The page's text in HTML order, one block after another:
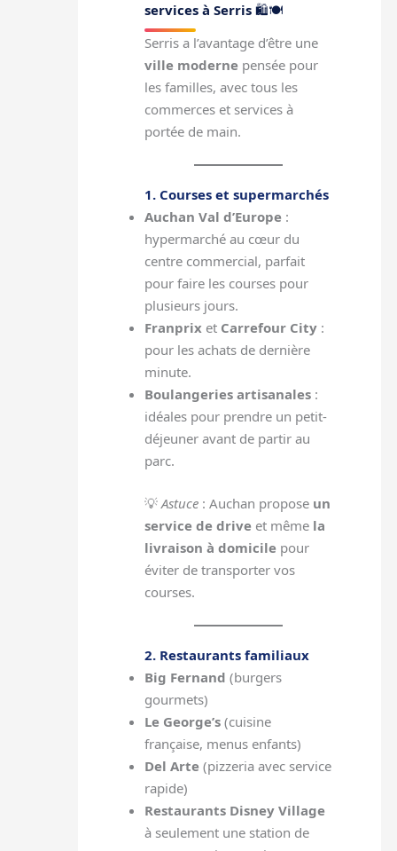
services à Serris 🛍️🍽️
Serris a l’avantage d’être une
ville moderne pensée pour
les familles, avec tous les
commerces et services à
portée de main.
1. Courses et supermarchés
Auchan Val d’Europe :
hypermarché au cœur du
centre commercial, parfait
pour faire les courses pour
plusieurs jours.
Franprix et Carrefour City :
pour les achats de dernière
minute.
Boulangeries artisanales :
idéales pour prendre un petit-
déjeuner avant de partir au
parc.
💡Astuce : Auchan propose un
service de drive et même la
livraison à domicile pour
éviter de transporter vos
courses.
2. Restaurants familiaux
Big Fernand (burgers
gourmets)
Le George’s (cuisine
française, menus enfants)
Del Arte (pizzeria avec service
rapide)
Restaurants Disney Village
à seulement une station de